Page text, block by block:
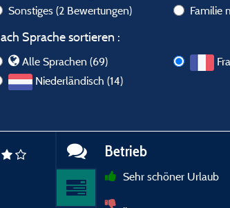
Sonstiges (2 Bewertungen) Familie
Sprache sortieren :
Alle Sprachen (69)
Niederländisch (14)
Betrieb
Sehr schöner Urlaub
..